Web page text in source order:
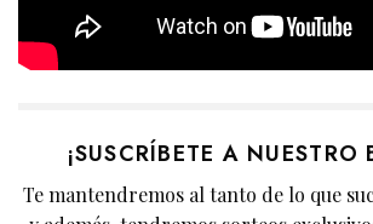
¡SUSCRÍBETE A NUESTRO
Te mantendremos al tanto de lo que